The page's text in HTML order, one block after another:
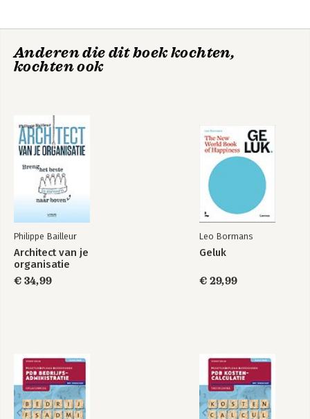
organisaties samen als independent
teams en de
Scrum - A Pocket
Guide
Scrum Wegwijzer
Scrum Wegwijzer
Scrum - A Pocket
Guide
Anderen die dit boek kochten,
kochten ook
Philippe Bailleur
Architect van je
organisatie
€ 34,99
Leo Bormans
Geluk
€ 29,99